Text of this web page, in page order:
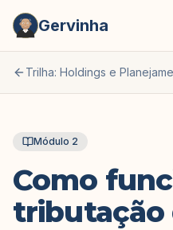
Gervinha
Trilha: Holdings e
Módulo 2
Como
tributação